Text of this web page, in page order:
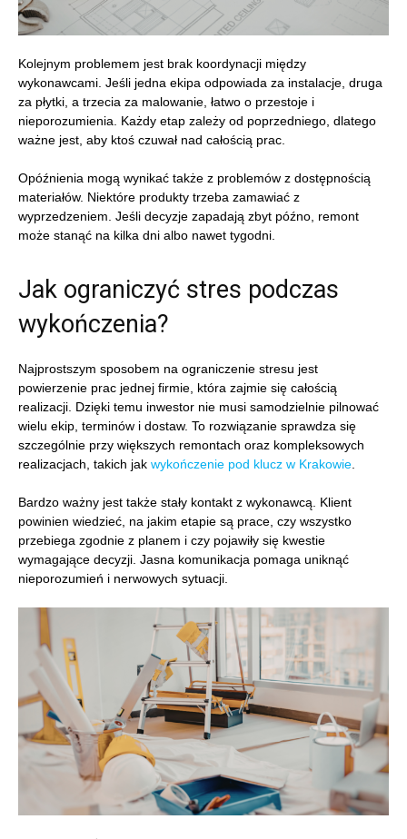
Kolejnym problemem jest brak koordynacji między
wykonawcami. Jeśli jedna ekipa odpowiada za instalacje, druga
za płytki, a trzecia za malowanie, łatwo o przestoje i
nieporozumienia. Każdy etap zależy od poprzedniego, dlatego
ważne jest, aby ktoś czuwał nad całością prac.
Opóźnienia mogą wynikać także z problemów z dostępnością
materiałów. Niektóre produkty trzeba zamawiać z
wyprzedzeniem. Jeśli decyzje zapadają zbyt późno, remont
może stanąć na kilka dni albo nawet tygodni.
Jak ograniczyć stres podczas
wykończenia?
Najprostszym sposobem na ograniczenie stresu jest
powierzenie prac jednej firmie, która zajmie się całością
realizacji. Dzięki temu inwestor nie musi samodzielnie pilnować
wielu ekip, terminów i dostaw. To rozwiązanie sprawdza się
szczególnie przy większych remontach oraz kompleksowych
realizacjach, takich jak wykończenie pod klucz w Krakowie
Bardzo ważny jest także stały kontakt z wykonawcą. Klient
powinien wiedzieć, na jakim etapie są prace, czy wszystko
przebiega zgodnie z planem i czy pojawiły się kwestie
wymagające decyzji. Jasna komunikacja pomaga uniknąć
nieporozumień i nerwowych sytuacji.